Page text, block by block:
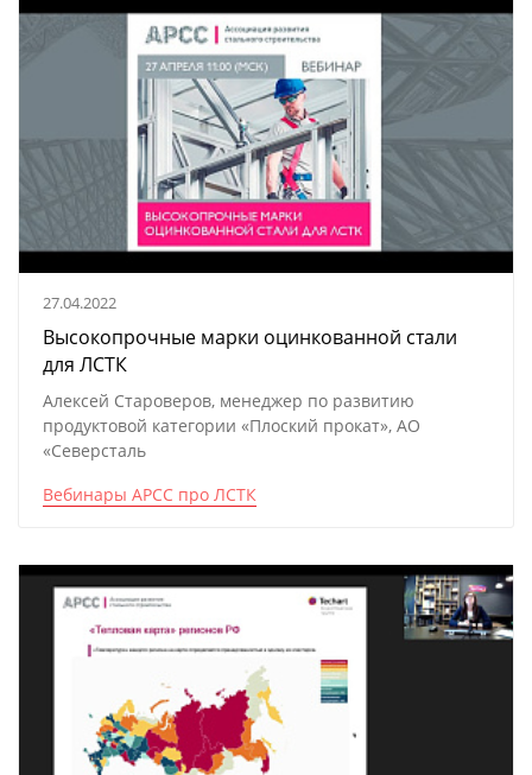
27.04.2022
Высокопрочные марки оцинкованной стали
для ЛСТК
Алексей Староверов, менеджер по развитию
продуктовой категории «Плоский прокат», АО
«Северсталь
Вебинары АРСС про ЛСТК